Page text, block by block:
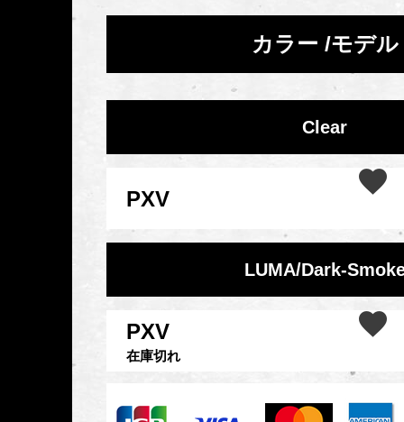
カラー モデル
Clear
PXV
LUMA/Dark-
PXV
在庫切れ